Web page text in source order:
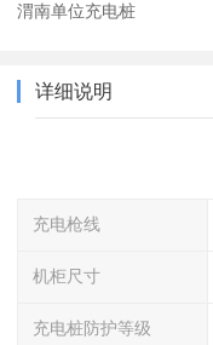
渭南单位充电桩
详细说明
充电枪线
机柜尺寸
充电桩防护等级